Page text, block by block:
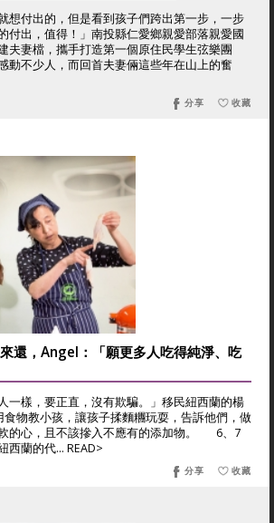
想付出的，但是看到孩子們跨出第一步，一步
付出，值得！」南投縣仁愛鄉親愛部落親愛國
夫妻檔，攜手打造第一個原住民學生弦樂團
動不少人，而回首夫妻倆這些年在山上的奮
收藏
分享
還，Angel：「願更多人吃得純淨、吃
一樣，要正直，沒有欺騙。」移民紐西蘭的楊
物教小孩，讓孩子揉麵糰玩耍，告訴他們，做
的心，且不該摻入不應有的添加物。 6、7
西蘭的代... READ>
收藏
分享